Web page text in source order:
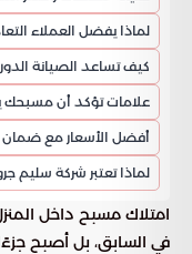
كيف تساعد الصيانة
علامات تؤكد أن مسبحك
أفضل الأسعار مع
امتلاك مسبح داخل
في السابق، بل أصبح